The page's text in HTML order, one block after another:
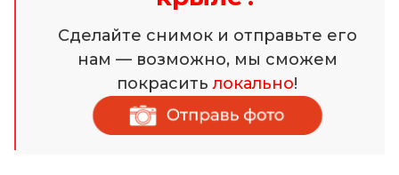
Сделайте снимок и отправьте его
нам — возможно, мы сможем
покраситьлокально!